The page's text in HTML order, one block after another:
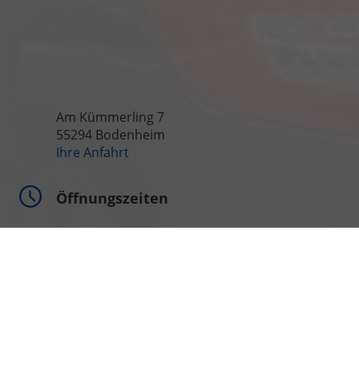
Am Kümmerling 7
55294 Bodenheim
Ihre Anfahrt
Öffnungszeiten